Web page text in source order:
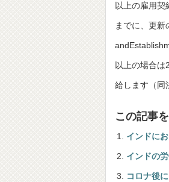
以上の雇用
までに、更
以上の場合
給します（同
この記事
インドに
インドの
コロナ後